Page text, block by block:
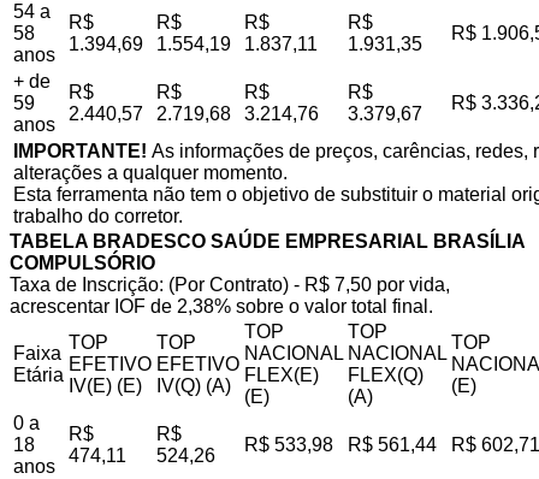
54 a
58
anos
R$
1.394,69
R$
1.554,19
R$
1.837,11
R$
1.931,35
R$
+ de
59
anos
R$
2.440,57
R$
2.719,68
R$
3.214,76
R$
3.379,67
R$
IMPORTANTE! As informações de preços, carências,
alterações a qualquer momento.
Esta ferramenta não tem o objetivo de substituir o material
trabalho do corretor.
TABELA BRADESCO SAÚDE EMPRESARIAL BRASÍLIA
COMPULSÓRIO
Taxa de Inscrição: (Por Contrato) - R$ 7,50 por vida,
acrescentar IOF de 2,38% sobre o valor total final.
Faixa
Etária
TOP
EFETIVO
IV(E) (E)
TOP
EFETIVO
IV(Q) (A)
TOP
NACIONAL
FLEX(E)
(E)
TOP
NACIONAL
FLEX(Q)
(A)
TOP
(E)
0 a
18
anos
R$
474,11
R$
524,26
R$ 533,98 R$ 561,44 R$ 602,71